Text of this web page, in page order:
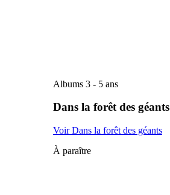
Albums 3 - 5 ans
Dans la forêt des géants
Voir Dans la forêt des géants
À paraître